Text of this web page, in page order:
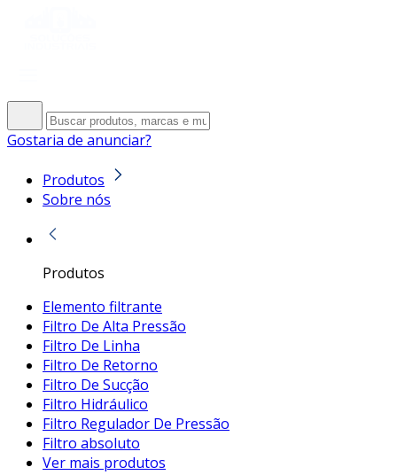
Gostaria de anunciar?
Produtos
Sobre nós
Produtos
Elemento filtrante
Filtro De Alta Pressão
Filtro De Linha
Filtro De Retorno
Filtro De Sucção
Filtro Hidráulico
Filtro Regulador De Pressão
Filtro absoluto
Ver mais produtos